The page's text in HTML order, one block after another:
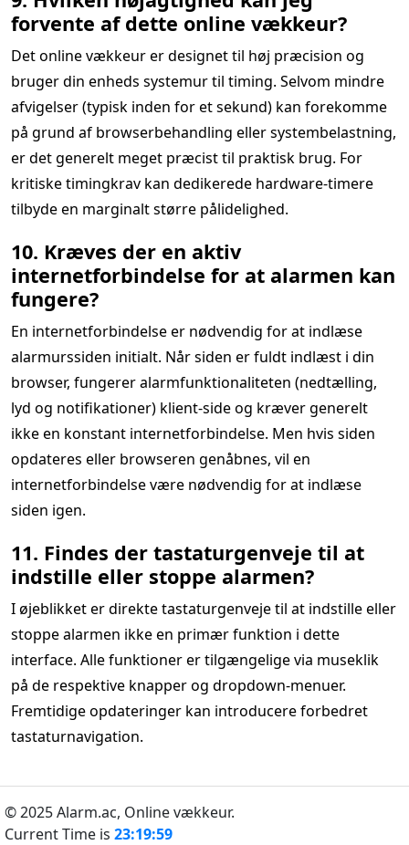
forvente af dette online vækkeur?
Det online vækkeur er designet til høj præcision og
bruger din enheds systemur til timing. Selvom mindre
afvigelser (typisk inden for et sekund) kan forekomme
på grund af browserbehandling eller systembelastning,
er det generelt meget præcist til praktisk brug. For
kritiske timingkrav kan dedikerede hardware-timere
tilbyde en marginalt større pålidelighed.
10. Kræves der en aktiv
internetforbindelse for at alarmen kan
fungere?
En internetforbindelse er nødvendig for at indlæse
alarmurssiden initialt. Når siden er fuldt indlæst i din
browser, fungerer alarmfunktionaliteten (nedtælling,
lyd og notifikationer) klient-side og kræver generelt
ikke en konstant internetforbindelse. Men hvis siden
opdateres eller browseren genåbnes, vil en
internetforbindelse være nødvendig for at indlæse
siden igen.
11. Findes der tastaturgenveje til at
indstille eller stoppe alarmen?
I øjeblikket er direkte tastaturgenveje til at indstille eller
stoppe alarmen ikke en primær funktion i dette
interface. Alle funktioner er tilgængelige via museklik
på de respektive knapper og dropdown-menuer.
Fremtidige opdateringer kan introducere forbedret
tastaturnavigation.
© 2025 Alarm.ac, Online vækkeur.
Current Time is 23:19:59